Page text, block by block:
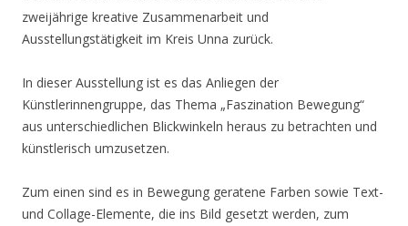
zweijährige kreative Zusammenarbeit und
Ausstellungstätigkeit im Kreis Unna zurück.
In dieser Ausstellung ist es das Anliegen der
Künstlerinnengruppe, das Thema „Faszination Bewegung“
aus unterschiedlichen Blickwinkeln heraus zu betrachten und
künstlerisch umzusetzen.
Zum einen sind es in Bewegung geratene Farben sowie Text-
und Collage-Elemente, die ins Bild gesetzt werden, zum